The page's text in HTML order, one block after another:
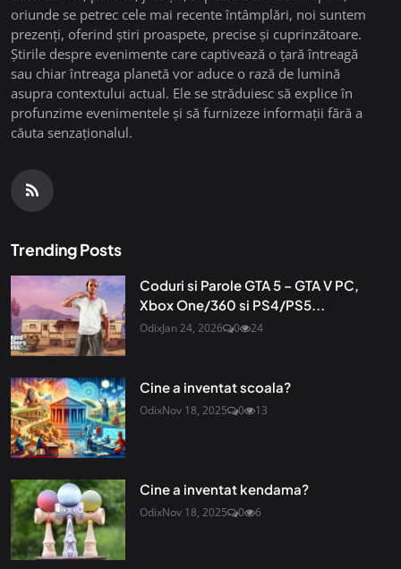
oriunde se petrec cele mai recente întâmplări, noi suntem
prezenți, oferind știri proaspete, precise și cuprinzătoare.
Știrile despre evenimente care captivează o țară întreagă
sau chiar întreaga planetă vor aduce o rază de lumină
asupra contextului actual. Ele se străduiesc să explice în
profunzime evenimentele și să furnizeze informații fără a
căuta senzaționalul.
Trending Posts
Coduri si Parole GTA 5 – GTA V PC,
Xbox One/360 si PS4/PS5...
OdixJan 24, 2026 0 24
Cine a inventat scoala?
OdixNov 18, 2025 0 13
Cine a inventat kendama?
OdixNov 18, 2025 0 6